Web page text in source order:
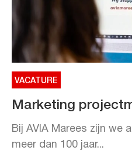
VACATURE
Marketing
Bij AVIA Marees zijn we
meer dan 100 jaar...